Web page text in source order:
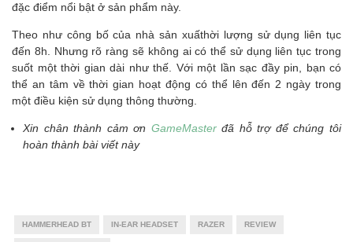
đặc điểm nổi bật ở sản phẩm này.
Theo như công bố của nhà sản xuấthời lượng sử dụng liên tục
đến 8h. Nhưng rõ ràng sẽ không ai có thể sử dụng liên tục trong
suốt một thời gian dài như thế. Với một lần sạc đầy pin, bạn có
thể an tâm về thời gian hoạt động có thể lên đến 2 ngày trong
một điều kiện sử dụng thông thường.
Xin chân thành cảm ơn GameMasterđã hỗ trợ để chúng tôi
hoàn thành bài viết này
HAMMERHEAD BT IN-EAR HEADSET RAZER REVIEW